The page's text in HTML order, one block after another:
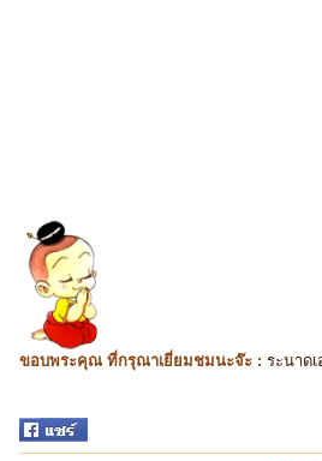
ขอบพระคุณ ที่กรุณาเยี่ยมชมนะจ๊ะ : ระนาดเ